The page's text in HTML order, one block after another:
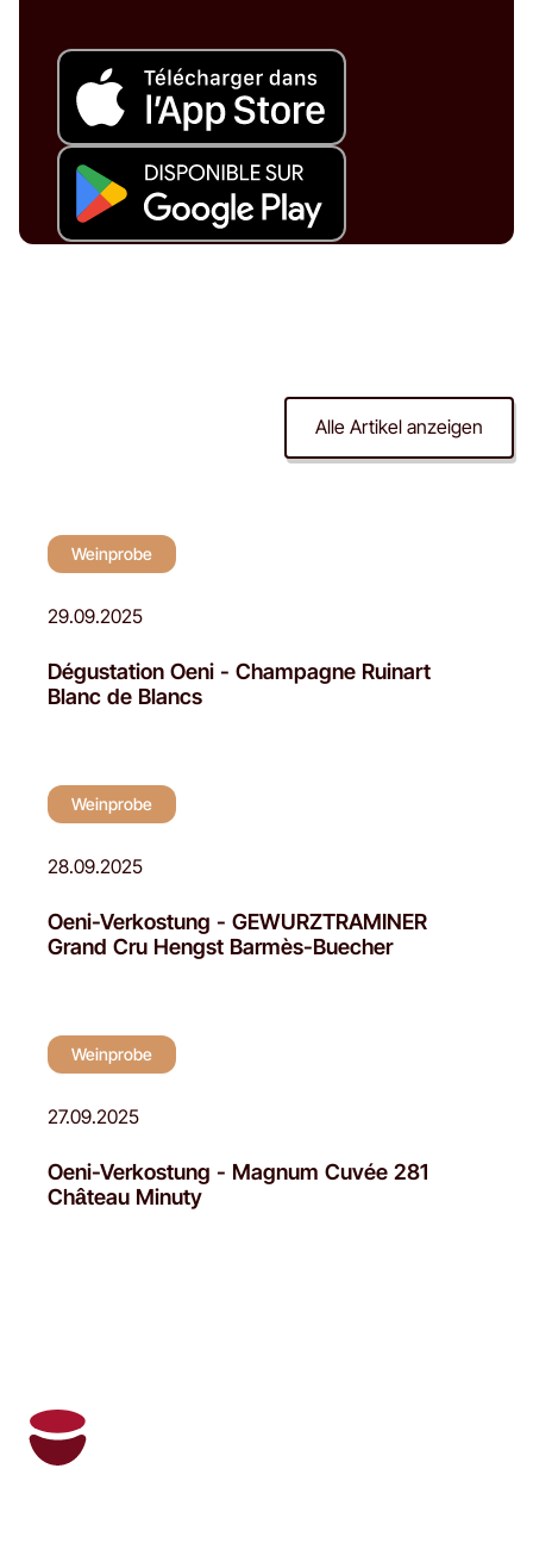
Alle Artikel anzeigen
Weinprobe
29.09.2025
Dégustation Oeni - Champagne Ruinart
Blanc de Blancs
Weinprobe
28.09.2025
Oeni-Verkostung - GEWURZTRAMINER
Grand Cru Hengst Barmès-Buecher
Weinprobe
27.09.2025
Oeni-Verkostung - Magnum Cuvée 281
Château Minuty